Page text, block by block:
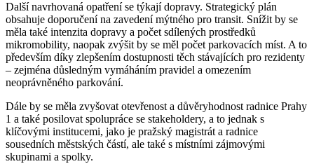
Další navrhovaná opatření se týkají dopravy. Strategický plán
obsahuje doporučení na zavedení mýtného pro transit. Snížit by se
měla také intenzita dopravy a počet sdílených prostředků
mikromobility, naopak zvýšit by se měl počet parkovacích míst. A to
především díky zlepšením dostupnosti těch stávajících pro rezidenty
– zejména důsledným vymáháním pravidel a omezením
neoprávněného parkování.
Dále by se měla zvyšovat otevřenost a důvěryhodnost radnice Prahy
1 a také posilovat spolupráce se stakeholdery, a to jednak s
klíčovými institucemi, jako je pražský magistrát a radnice
sousedních městských částí, ale také s místními zájmovými
skupinami a spolky.